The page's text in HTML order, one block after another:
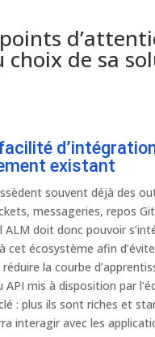
choix de sa
existant
souvent déjà des
messageries, repos
ALM doit donc pouvoir
cet écosystème afin
la courbe
mis à disposition par
: plus ils sont riches et
interagir avec les